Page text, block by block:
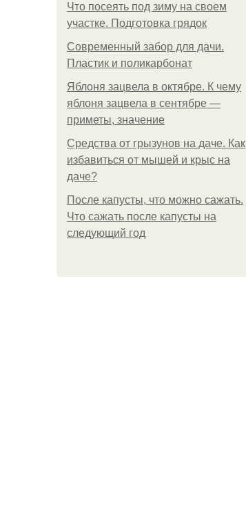
Что посеять под зиму на своем
участке. Подготовка грядок
Современный забор для дачи.
Пластик и поликарбонат
Яблоня зацвела в октябре. К чему
яблоня зацвела в сентябре —
приметы, значение
Средства от грызунов на даче. Как
избавиться от мышей и крыс на
даче?
После капусты, что можно сажать.
Что сажать после капусты на
следующий год